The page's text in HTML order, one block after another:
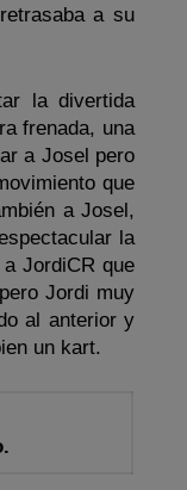
a su
la divertida
frenada, una
a Josel pero
que
a Josel,
la
JordiCR que
Jordi muy
al anterior y
un kart.